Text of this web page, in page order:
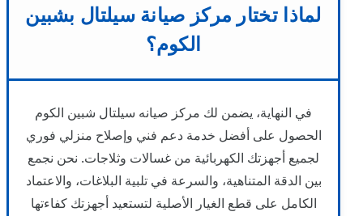
لماذا تختار مركز صيانة سيلتال بشبين
الكوم؟
في النهاية، يضمن لك مركز صيانه سيلتال شبين الكوم
الحصول على أفضل خدمة دعم فني وإصلاح منزلي فوري
لجميع أجهزتك الكهربائية من غسالات وثلاجات. نحن نجمع
بين الدقة المتناهية، والسرعة في تلبية البلاغات، والاعتماد
الكامل على قطع الغيار الأصلية لتستعيد أجهزتك كفاءتها